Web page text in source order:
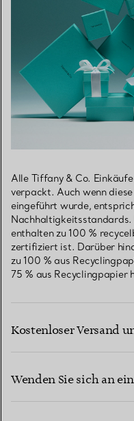
Alle Tiffany & Co.
verpackt. Auch wenn
eingeführt wurde,
Nachhaltigkeitsstandards.
enthalten zu 100 %
zertifiziert ist. Darüber
zu 100 % aus
75 % aus Recyclingpapier
Kostenloser Versand
Wenden Sie sich an